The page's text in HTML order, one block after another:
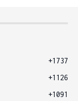
+1737
+1126
+1091